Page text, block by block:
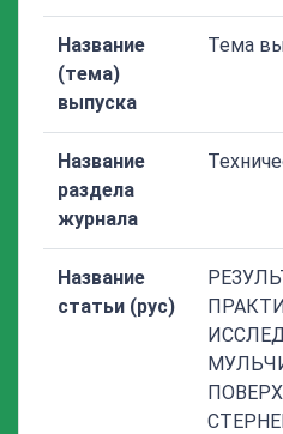
Название
(тема)
выпуска
Тема
Название
раздела
журнала
Название
статьи (рус)